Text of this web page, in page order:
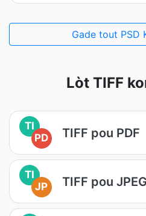
Gade tout PSD
Lòt TIFF
TI
PD
TIFF pou PDF
TI
JP
TIFF pou JPEG